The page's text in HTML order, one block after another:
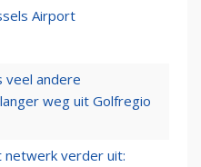
Airport
veel andere
weg uit Golfregio
netwerk verder uit: